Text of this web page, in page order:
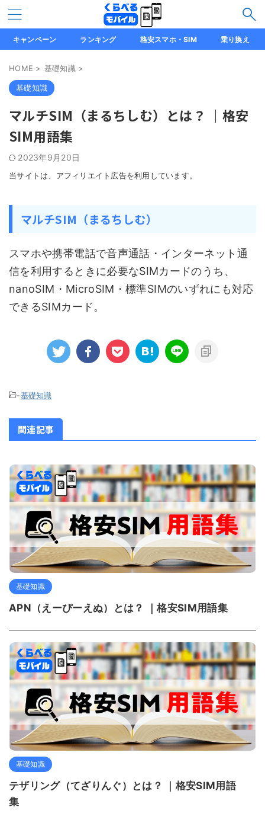
キャンペーン ランキング 格安スマホ・SIM 乗り換え
HOME > 基礎知識 >
基礎知識
マルチSIM（まるちしむ）とは？ ｜格安
SIM用語集
2023年9月20日
当サイトは、アフィリエイト広告を利用しています。
マルチSIM（まるちしむ）
スマホや携帯電話で音声通話・インターネット通
信を利用するときに必要なSIMカードのうち、
nanoSIM・MicroSIM・標準SIMのいずれにも対応
できるSIMカード。
-基礎知識
関連記事
基礎知識
APN（えーぴーえぬ）とは？ ｜格安SIM用語集
基礎知識
テザリング（てざりんぐ）とは？ ｜格安SIM用語
集